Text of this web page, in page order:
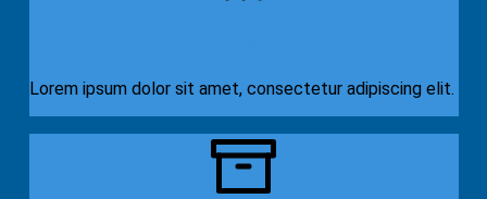
Lorem ipsum dolor sit amet, consectetur adipiscing elit.